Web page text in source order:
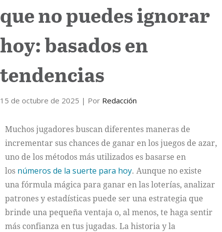
que no puedes ignorar
hoy: basados en
tendencias
15 de octubre de 2025 | Por Redacción
Muchos jugadores buscan diferentes maneras de
incrementar sus chances de ganar en los juegos de azar,
uno de los métodos más utilizados es basarse en
los números de la suerte para hoy. Aunque no existe
una fórmula mágica para ganar en las loterías, analizar
patrones y estadísticas puede ser una estrategia que
brinde una pequeña ventaja o, al menos, te haga sentir
más confianza en tus jugadas. La historia y la